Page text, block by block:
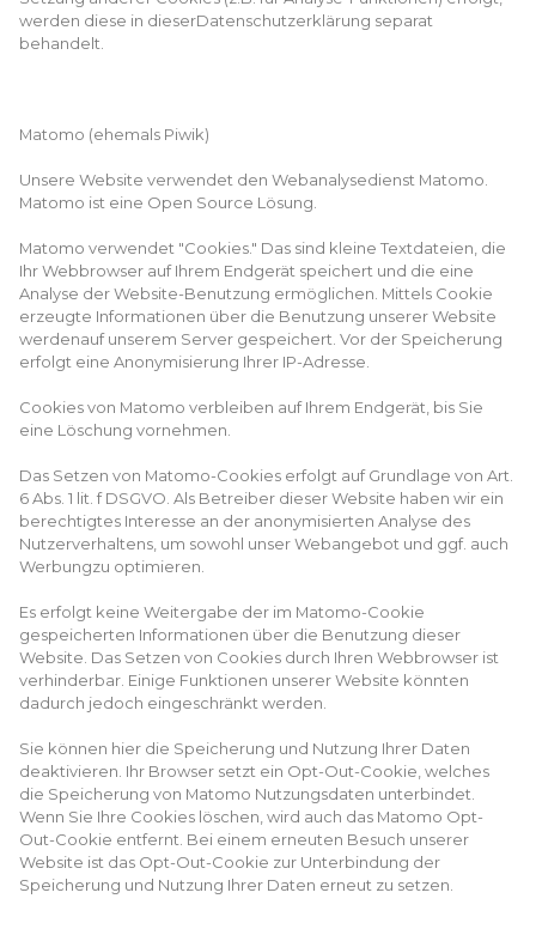
werden diese in dieserDatenschutzerklärung separat
behandelt.
Matomo (ehemals Piwik)
Unsere Website verwendet den Webanalysedienst Matomo.
Matomo ist eine Open Source Lösung.
Matomo verwendet "Cookies." Das sind kleine Textdateien, die
Ihr Webbrowser auf Ihrem Endgerät speichert und die eine
Analyse der Website-Benutzung ermöglichen. Mittels Cookie
erzeugte Informationen über die Benutzung unserer Website
werdenauf unserem Server gespeichert. Vor der Speicherung
erfolgt eine Anonymisierung Ihrer IP-Adresse.
Cookies von Matomo verbleiben auf Ihrem Endgerät, bis Sie
eine Löschung vornehmen.
Das Setzen von Matomo-Cookies erfolgt auf Grundlage von Art.
6 Abs. 1 lit. f DSGVO. Als Betreiber dieser Website haben wir ein
berechtigtes Interesse an der anonymisierten Analyse des
Nutzerverhaltens, um sowohl unser Webangebot und ggf. auch
Werbungzu optimieren.
Es erfolgt keine Weitergabe der im Matomo-Cookie
gespeicherten Informationen über die Benutzung dieser
Website. Das Setzen von Cookies durch Ihren Webbrowser ist
verhinderbar. Einige Funktionen unserer Website könnten
dadurch jedoch eingeschränkt werden.
Sie können hier die Speicherung und Nutzung Ihrer Daten
deaktivieren. Ihr Browser setzt ein Opt-Out-Cookie, welches
die Speicherung von Matomo Nutzungsdaten unterbindet.
Wenn Sie Ihre Cookies löschen, wird auch das Matomo Opt-
Out-Cookie entfernt. Bei einem erneuten Besuch unserer
Website ist das Opt-Out-Cookie zur Unterbindung der
Speicherung und Nutzung Ihrer Daten erneut zu setzen.